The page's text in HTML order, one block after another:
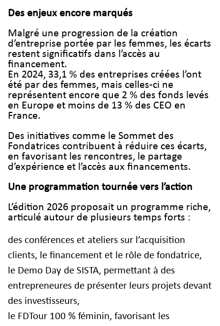
Des enjeux encore marqués
Malgré une progression de la création
d’entreprise portée par les femmes, les écarts
restent significatifs dans l’accès au
financement.
En 2024, 33,1 % des entreprises créées l’ont
été par des femmes, mais celles-ci ne
représentent encore que 2 % des fonds levés
en Europe et moins de 13 % des CEO en
France.
Des initiatives comme le Sommet des
Fondatrices contribuent à réduire ces écarts,
en favorisant les rencontres, le partage
d’expérience et l’accès aux financements.
Une programmation tournée vers l’action
L’édition 2026 proposait un programme riche,
articulé autour de plusieurs temps forts :
des conférences et ateliers sur l’acquisition
clients, le financement et le rôle de fondatrice,
le Demo Day de SISTA, permettant à des
entrepreneures de présenter leurs projets devant
des investisseurs,
le FDTour 100 % féminin, favorisant les